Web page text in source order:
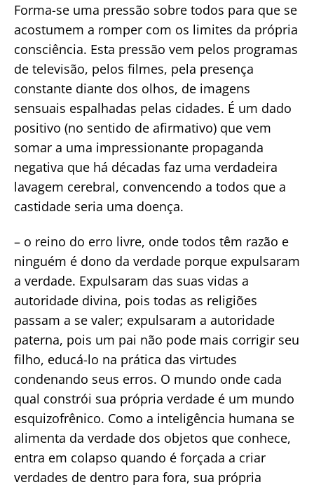
Forma-se uma pressão sobre todos para que se
acostumem a romper com os limites da própria
consciência. Esta pressão vem pelos programas
de televisão, pelos filmes, pela presença
constante diante dos olhos, de imagens
sensuais espalhadas pelas cidades. É um dado
positivo (no sentido de afirmativo) que vem
somar a uma impressionante propaganda
negativa que há décadas faz uma verdadeira
lavagem cerebral, convencendo a todos que a
castidade seria uma doença.
– o reino do erro livre, onde todos têm razão e
ninguém é dono da verdade porque expulsaram
a verdade. Expulsaram das suas vidas a
autoridade divina, pois todas as religiões
passam a se valer; expulsaram a autoridade
paterna, pois um pai não pode mais corrigir seu
filho, educá-lo na prática das virtudes
condenando seus erros. O mundo onde cada
qual constrói sua própria verdade é um mundo
esquizofrênico. Como a inteligência humana se
alimenta da verdade dos objetos que conhece,
entra em colapso quando é forçada a criar
verdades de dentro para fora, sua própria